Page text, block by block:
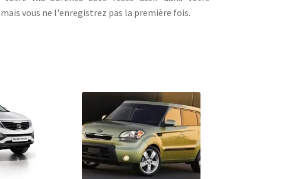
vous ne l'enregistrez pas la première fois.